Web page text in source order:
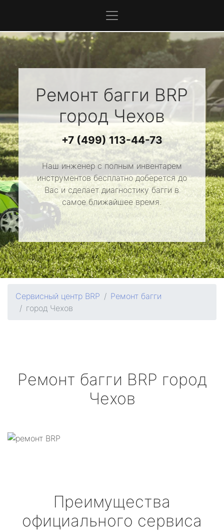
Ремонт багги BRP
город Чехов
+7 (499) 113-44-73
Наш инженер с полным инвентарем
инструментов бесплатно доберется до
Вас и сделает диагностику багги в
самое ближайшее время.
Сервисный центр BRP
Ремонт багги
город Чехов
Ремонт багги BRP город
Чехов
Преимущества
официального сервиса